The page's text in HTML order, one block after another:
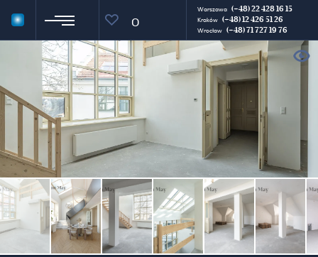
0
Warszawa (+48) 22 428 16 15
Kraków (+48) 12 426 51 26
Wrocław (+48) 71 727 19 76